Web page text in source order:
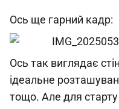
Ось ще гарний кадр:
Ось так виглядає
ідеальне
тощо. Але для